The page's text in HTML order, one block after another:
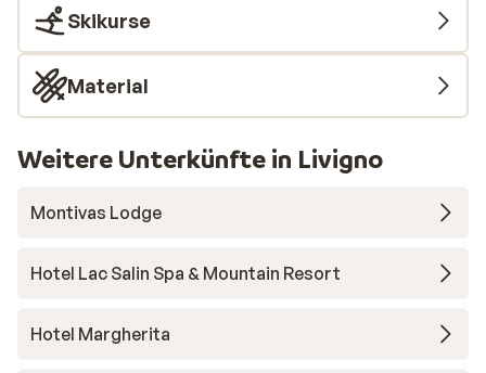
Skikurse
Material
Weitere Unterkünfte in Livigno
Montivas Lodge
Hotel Lac Salin Spa & Mountain Resort
Hotel Margherita